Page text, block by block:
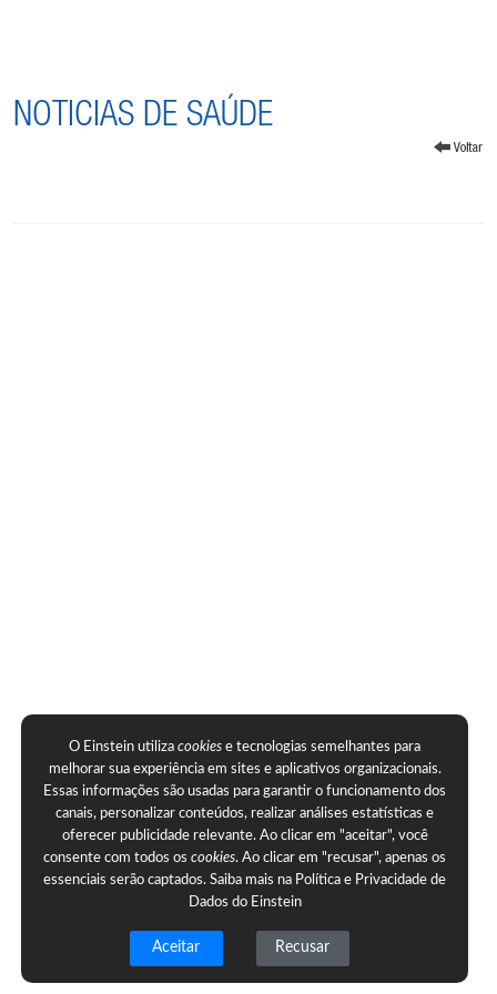
NOTICIAS DE SAÚDE
O Einstein utilizacookies e tecnologias semelhantes para
melhorar sua experiência em sites e aplicativos organizacionais.
Essas informações são usadas para garantir o funcionamento dos
canais, personalizar conteúdos, realizar análises estatísticas e
oferecer publicidade relevante. Ao clicar em "aceitar", você
consente com todos oscookies. Ao clicar em "recusar", apenas os
essenciais serão captados. Saiba mais na Política e Privacidade de
Dados do Einstein
Aceitar Recusar